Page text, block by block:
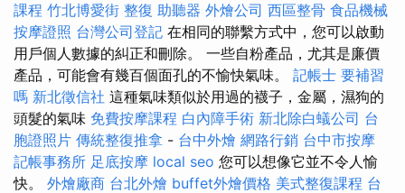
課程 竹北博愛街 整復 助聽器 外燴公司 西區整骨 食品機械
按摩證照 台灣公司登記 在相同的聯繫方式中，您可以啟動
用戶個人數據的糾正和刪除。 一些自粉產品，尤其是廉價
產品，可能會有幾百個面孔的不愉快氣味。 記帳士 要補習
嗎 新北徵信社 這種氣味類似於用過的襪子，金屬，濕狗的
頭髮的氣味 免費按摩課程 白內障手術 新北除白蟻公司 台
胞證照片 傳統整復推拿 - 台中外燴 網路行銷 台中市按摩
記帳事務所 足底按摩 local seo 您可以想像它並不令人愉
快。 外燴廠商 台北外燴 buffet外燴價格 美式整復課程 台